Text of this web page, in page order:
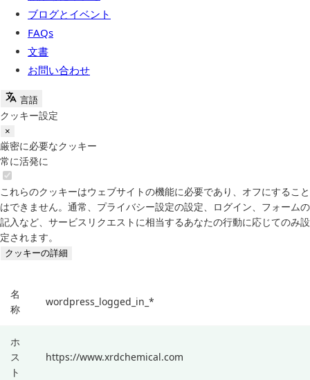
ブログとイベント
FAQs
文書
お問い合わせ
言語
クッキー設定
×
厳密に必要なクッキー
常に活発に
これらのクッキーはウェブサイトの機能に必要であり、オフにすること
はできません。通常、プライバシー設定の設定、ログイン、フォームの
記入など、サービスリクエストに相当するあなたの行動に応じてのみ設
定されます。
クッキーの詳細
名
称
wordpress_logged_in_*
ホ
ス
ト
https://www.xrdchemical.com